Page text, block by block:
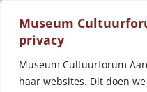
Museum
privacy
Museum Cultuurforum
haar websites. Dit doen